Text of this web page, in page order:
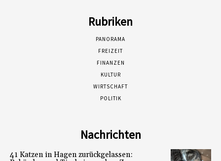
Rubriken
PANORAMA
FREIZEIT
FINANZEN
KULTUR
WIRTSCHAFT
POLITIK
Nachrichten
41 Katzen in Hagen zurückgelassen: